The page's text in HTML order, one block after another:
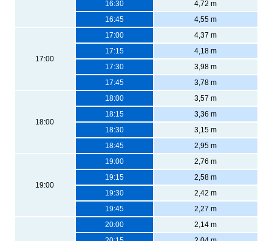
16:30
4,72 m
16:45
4,55 m
17:00
17:00
4,37 m
17:15
4,18 m
17:30
3,98 m
17:45
3,78 m
18:00
18:00
3,57 m
18:15
3,36 m
18:30
3,15 m
18:45
2,95 m
19:00
19:00
2,76 m
19:15
2,58 m
19:30
2,42 m
19:45
2,27 m
20:00
2,14 m